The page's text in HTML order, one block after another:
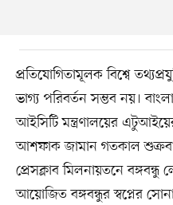
প্রতিযোগিতামূলক বিশ্বে
ভাগ্য পরিবর্তন সম্ভব নয়।
আইসিটি মন্ত্রণালয়ের
আশফাক জামান গতকাল
প্রেসক্লাব মিলনায়তনে
আয়োজিত বঙ্গবন্ধুর স্বপ্নের